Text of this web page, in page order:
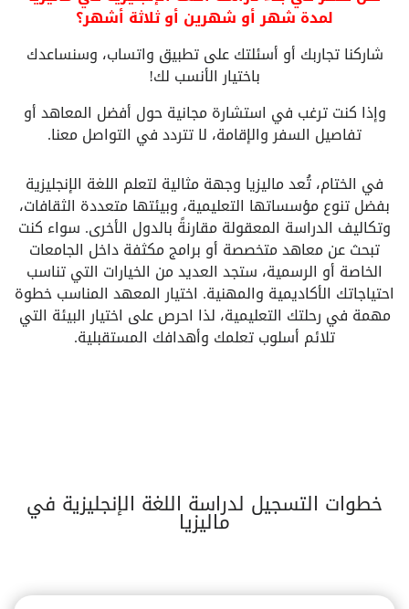
لمدة شهر أو شهرين أو ثلاثة أشهر؟
شاركنا تجاربك أو أسئلتك على تطبيق واتساب، وسنساعدك
باختيار الأنسب لك!
وإذا كنت ترغب في استشارة مجانية حول أفضل المعاهد أو
تفاصيل السفر والإقامة، لا تتردد في التواصل معنا.
في الختام، تُعد ماليزيا وجهة مثالية لتعلم اللغة الإنجليزية
بفضل تنوع مؤسساتها التعليمية، وبيئتها متعددة الثقافات،
وتكاليف الدراسة المعقولة مقارنةً بالدول الأخرى. سواء كنت
تبحث عن معاهد متخصصة أو برامج مكثفة داخل الجامعات
الخاصة أو الرسمية، ستجد العديد من الخيارات التي تناسب
احتياجاتك الأكاديمية والمهنية. اختيار المعهد المناسب خطوة
مهمة في رحلتك التعليمية، لذا احرص على اختيار البيئة التي
تلائم أسلوب تعلمك وأهدافك المستقبلية.
خطوات التسجيل لدراسة اللغة الإنجليزية في
ماليزيا